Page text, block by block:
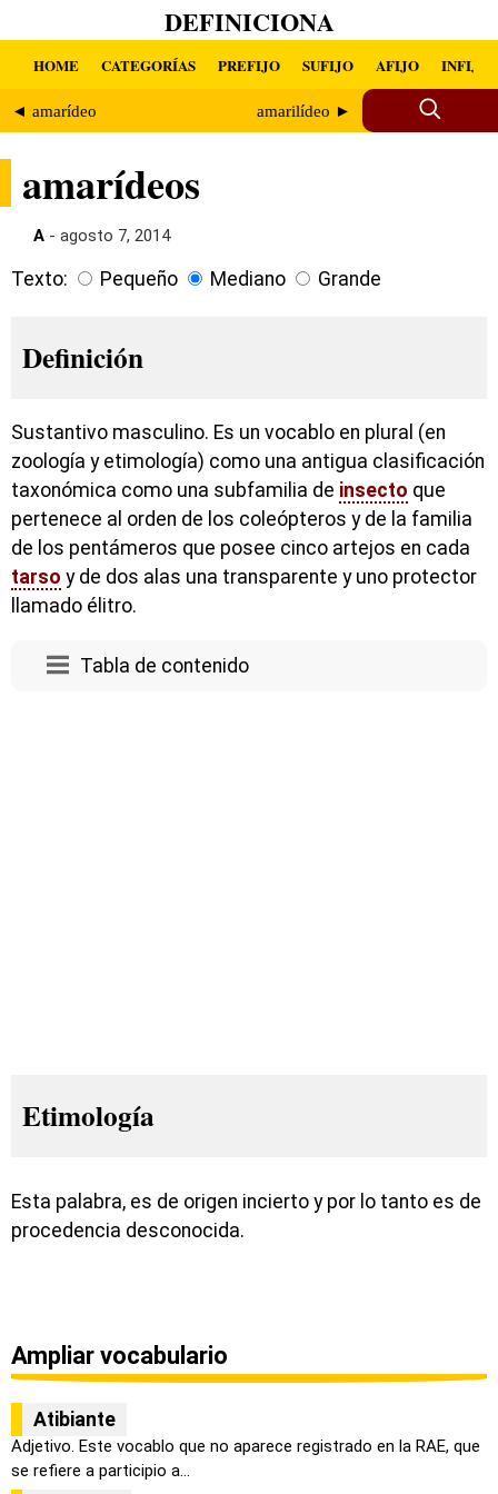
DEFINICIONA
HOME CATEGORÍAS PREFIJO SUFIJO AFIJO INFIJO
◄ amarídeo amarilídeo ►
amarídeos
A - agosto 7, 2014
Texto: Pequeño Mediano Grande
Definición
Sustantivo masculino. Es un vocablo en plural (en
zoología y etimología) como una antigua clasificación
taxonómica como una subfamilia de insecto que
pertenece al orden de los coleópteros y de la familia
de los pentámeros que posee cinco artejos en cada
tarso y de dos alas una transparente y uno protector
llamado élitro.
Tabla de contenido
Etimología
Esta palabra, es de origen incierto y por lo tanto es de
procedencia desconocida.
Ampliar vocabulario
Atibiante
Adjetivo. Este vocablo que no aparece registrado en la RAE, que
se refiere a participio a...